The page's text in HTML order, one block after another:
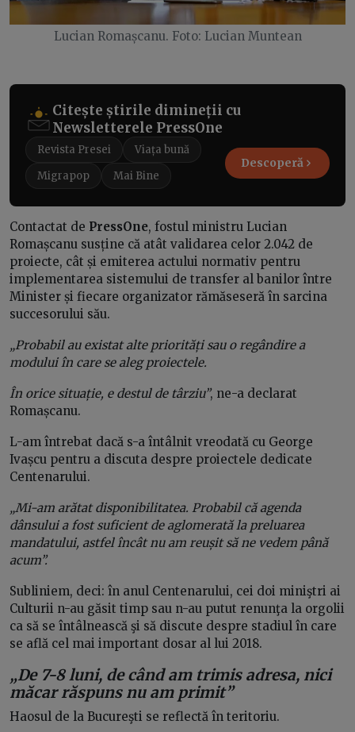
Lucian Romașcanu. Foto: Lucian Muntean
Citește știrile dimineții cu
Newsletterele PressOne
Revista Presei
Viața bună
Migrapop
Mai Bine
Descoperă
Contactat de PressOne, fostul ministru Lucian
Romașcanu susține că atât validarea celor 2.042 de
proiecte, cât și emiterea actului normativ pentru
implementarea sistemului de transfer al banilor între
Minister și fiecare organizator rămăseseră în sarcina
succesorului său.
„Probabil au existat alte priorități sau o regândire a
modului în care se aleg proiectele.
În orice situație, e destul de târziu”, ne-a declarat
Romașcanu.
L-am întrebat dacă s-a întâlnit vreodată cu George
Ivașcu pentru a discuta despre proiectele dedicate
Centenarului.
„Mi-am arătat disponibilitatea. Probabil că agenda
dânsului a fost suficient de aglomerată la preluarea
mandatului, astfel încât nu am reușit să ne vedem până
acum”.
Subliniem, deci: în anul Centenarului, cei doi miniştri ai
Culturii n-au găsit timp sau n-au putut renunţa la orgolii
ca să se întâlnească şi să discute despre stadiul în care
se află cel mai important dosar al lui 2018.
„De 7-8 luni, de când am trimis adresa, nici
măcar răspuns nu am primit”
Haosul de la Bucureşti se reflectă în teritoriu.